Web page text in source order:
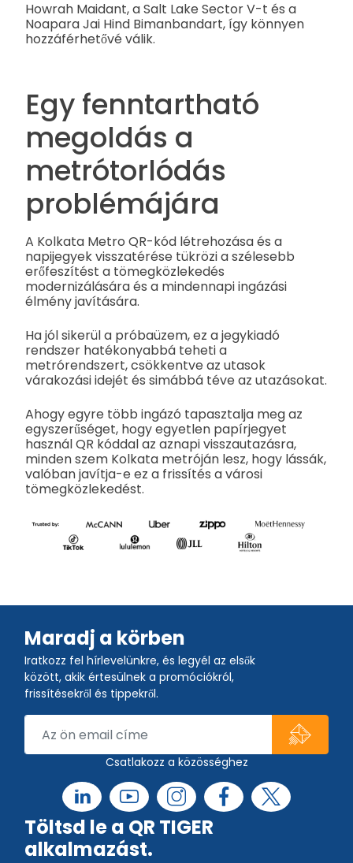
Howrah Maidant, a Salt Lake Sector V-t és a
Noapara Jai Hind Bimanbandart, így könnyen
hozzáférhetővé válik.
Egy fenntartható
megoldás a
metrótorlódás
problémájára
A Kolkata Metro QR-kód létrehozása és a
napijegyek visszatérése tükrözi a szélesebb
erőfeszítést a tömegközlekedés
modernizálására és a mindennapi ingázási
élmény javítására.
Ha jól sikerül a próbaüzem, ez a jegykiadó
rendszer hatékonyabbá teheti a
metrórendszert, csökkentve az utasok
várakozási idejét és simábbá téve az utazásokat.
Ahogy egyre több ingázó tapasztalja meg az
egyszerűséget, hogy egyetlen papírjegyet
használ QR kóddal az aznapi visszautazásra,
minden szem Kolkata metróján lesz, hogy lássák,
valóban javítja-e ez a frissítés a városi
tömegközlekedést.
Maradj a körben
Iratkozz fel hírlevelünkre, és legyél az elsők
között, akik értesülnek a promóciókról,
frissítésekről és tippekről.
Csatlakozz a közösséghez
Töltsd le a QR TIGER
alkalmazást.